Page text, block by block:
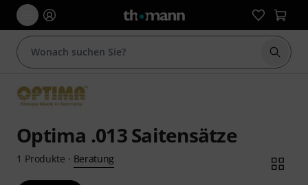
Suche
Optima .013 Saitensätze
1 Produkte · Beratung